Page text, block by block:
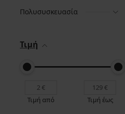
Πολυσυσκευασία
Τιμή
Τιμή από Τιμή έως